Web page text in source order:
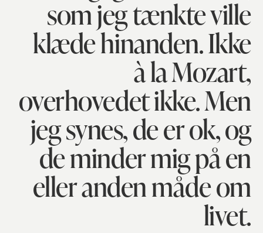
som jeg tænkte ville
klæde hinanden. Ikke
à la Mozart,
overhovedet ikke. Men
jeg synes, de er ok, og
de minder mig på en
eller anden måde om
livet.